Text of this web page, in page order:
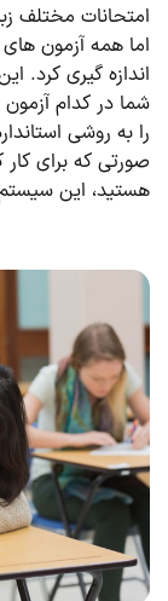
امتحانات مختلف
اما همه آزمون
اندازه گیری کرد.
شما در کدام
را به روشی
صورتی که برای
هستید، این